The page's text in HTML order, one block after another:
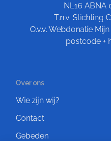
NL16 ABNA
T.n.v. Stichting
O.v.v. Webdonatie
postcode +
Over ons
Wie zijn wij?
Contact
Gebeden